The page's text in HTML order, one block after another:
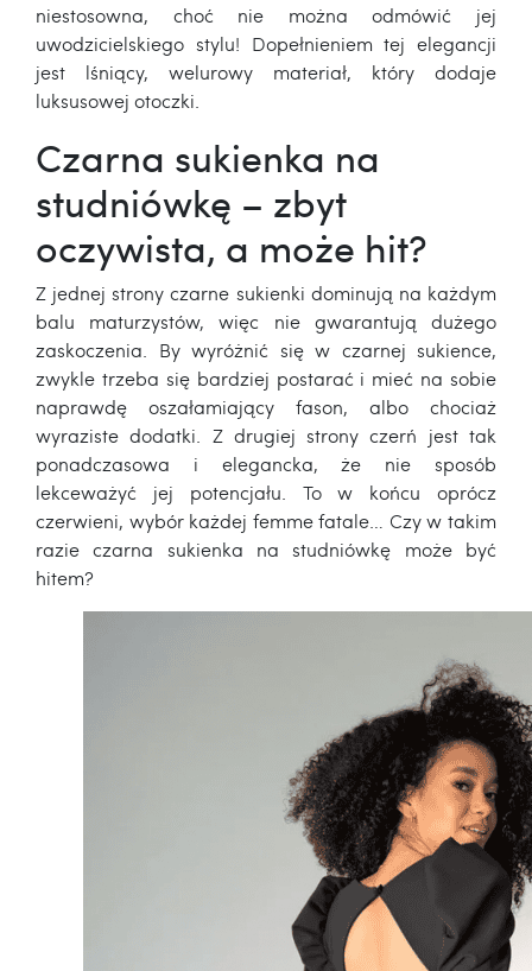
niestosowna, choć nie można odmówić jej
uwodzicielskiego stylu! Dopełnieniem tej elegancji
jest lśniący, welurowy materiał, który dodaje
luksusowej otoczki.
Czarna sukienka na
studniówkę – zbyt
oczywista, a może hit?
Z jednej strony czarne sukienki dominują na każdym
balu maturzystów, więc nie gwarantują dużego
zaskoczenia. By wyróżnić się w czarnej sukience,
zwykle trzeba się bardziej postarać i mieć na sobie
naprawdę oszałamiający fason, albo chociaż
wyraziste dodatki. Z drugiej strony czerń jest tak
ponadczasowa i elegancka, że nie sposób
lekceważyć jej potencjału. To w końcu oprócz
czerwieni, wybór każdej femme fatale… Czy w takim
razie czarna sukienka na studniówkę może być
hitem?